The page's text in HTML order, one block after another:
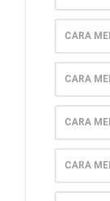
CARA
CARA
CARA
CARA